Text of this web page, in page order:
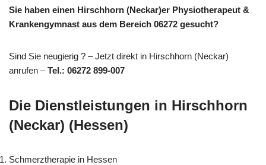
Sie haben einen Hirschhorn (Neckar)er Physiotherapeut &
Krankengymnast aus dem Bereich 06272 gesucht?
Sind Sie neugierig ? – Jetzt direkt in Hirschhorn (Neckar)
anrufen –Tel.: 06272 899-007
Die Dienstleistungen in Hirschhorn
(Neckar) (Hessen)
Schmerztherapie in Hessen